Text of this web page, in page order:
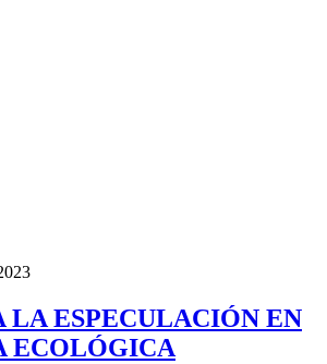
Tag
LA ESPECULACIÓN EN
ECOLÓGICA